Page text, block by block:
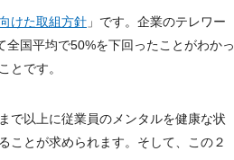
けた取組方針 」です。企業のテレワー
全国平均で50%を下回ったことがわかっ
とです。
で以上に従業員のメンタルを健康な状
ことが求められます。そして、この２